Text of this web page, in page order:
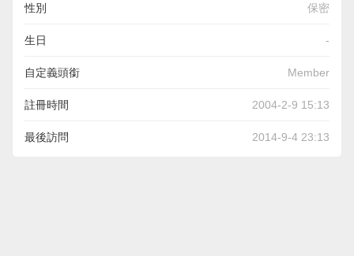
性別 保密
生日 -
自定義頭銜 Member
註冊時間 2004-2-9 15:13
最後訪問 2014-9-4 23:13